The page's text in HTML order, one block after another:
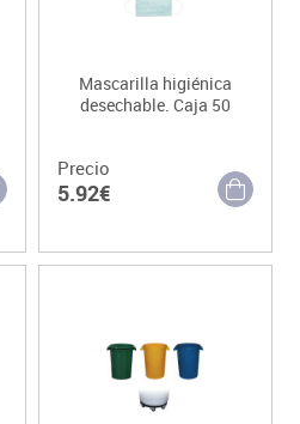
Mascarilla higiénica
desechable. Caja 50
Precio
5.92€